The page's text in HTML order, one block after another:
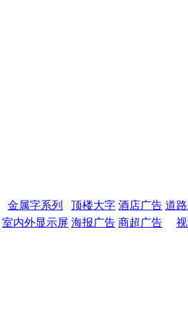
金属字系列 顶楼大字 酒店广告 道
室内外显示屏 海报广告 商超广告